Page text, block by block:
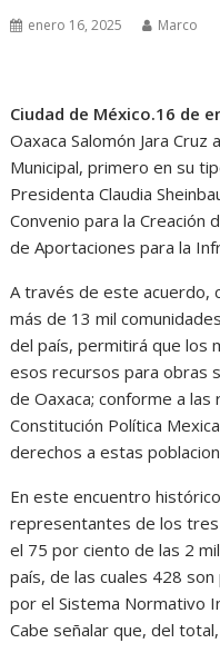
enero 16, 2025 Marco
Ciudad de México.16 de
Oaxaca Salomón Jara
Municipal, primero en su
Presidenta Claudia
Convenio para la Creación
de Aportaciones para la
A través de este acuerdo,
más de 13 mil
del país, permitirá que los
esos recursos para obras
de Oaxaca; conforme a
Constitución Política
derechos a estas
En este encuentro
representantes de los
el 75 por ciento de las 2
país, de las cuales 428
por el Sistema Normativo
Cabe señalar que, del